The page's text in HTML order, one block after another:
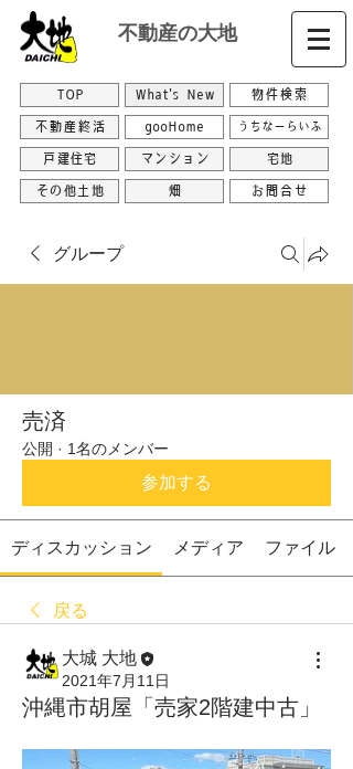
不動産の大地
TOP What's New 物件検索
不動産終活 gooHome うちなーらいふ
戸建住宅 マンション 宅地
その他土地 畑 お問合せ
グループ
売済
公開 · 1名のメンバー
参加する
ディスカッション メディア ファイル
戻る
大城 大地
2021年7月11日
沖縄市胡屋「売家2階建中古」